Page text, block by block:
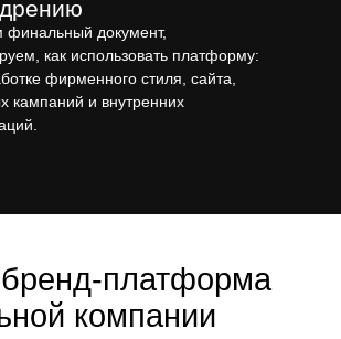
финальный документ,
как использовать платформу:
фирменного стиля, сайта,
кампаний и внутренних